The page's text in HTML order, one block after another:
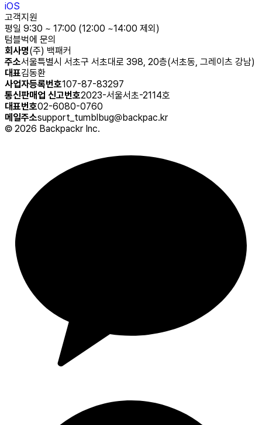
iOS
고객지원
평일 9:30 ~ 17:00 (12:00 ~14:00 제외)
텀블벅에 문의
회사명(주) 백패커
주소서울특별시 서초구 서초대로 398, 20층(서초동, 그레이츠 강남)
대표김동환
사업자등록번호107-87-83297
통신판매업 신고번호2023-서울서초-2114호
대표번호02-6080-0760
메일주소support_tumblbug@backpac.kr
© 2026 Backpackr Inc.